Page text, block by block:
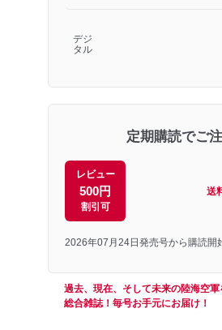
デジ
タル
定期購読でご
レビュー
500円
割引可
送
2026年07月24日発売号から購読開
過去、現在、そして未来の陸海空
総合雑誌！毎号お手元にお届け！